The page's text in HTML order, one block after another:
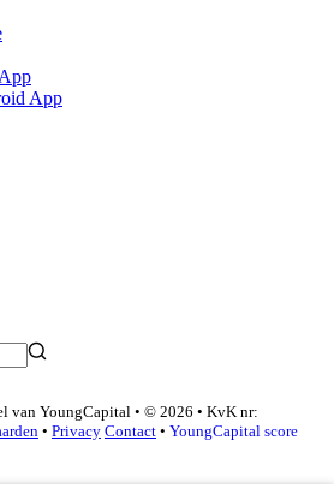
App
van YoungCapital • © 2026 • KvK nr:
• Privacy Contact • YoungCapital score